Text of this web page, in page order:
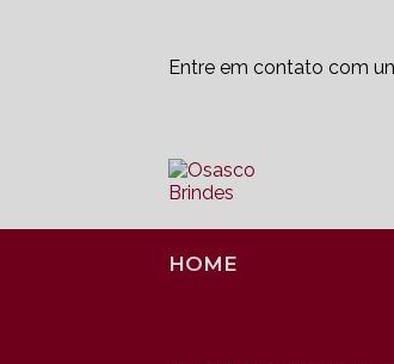
Entre em contato com
HOME